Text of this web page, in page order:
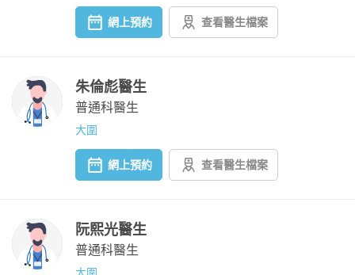
網上預約 查看醫生檔案
朱倫彪醫生
普通科醫生
大圍
網上預約 查看醫生檔案
阮熙光醫生
普通科醫生
大圍